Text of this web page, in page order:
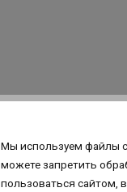
Мы используем файлы
можете запретить
пользоваться сайтом,